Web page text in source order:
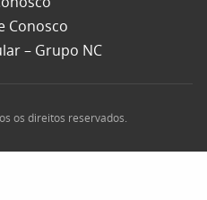
Conosco
– Grupo NC
os direitos reservados.